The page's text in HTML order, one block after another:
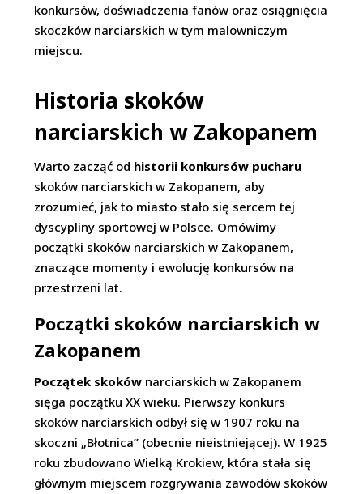
konkursów, doświadczenia fanów oraz osiągnięcia
skoczków narciarskich w tym malowniczym
miejscu.
Historia skoków
narciarskich w Zakopanem
Warto zacząć od historii konkursów pucharu
skoków narciarskich w Zakopanem, aby
zrozumieć, jak to miasto stało się sercem tej
dyscypliny sportowej w Polsce. Omówimy
początki skoków narciarskich w Zakopanem,
znaczące momenty i ewolucję konkursów na
przestrzeni lat.
Początki skoków narciarskich w
Zakopanem
Początek skoków narciarskich w Zakopanem
sięga początku XX wieku. Pierwszy konkurs
skoków narciarskich odbył się w 1907 roku na
skoczni „Błotnica” (obecnie nieistniejącej). W 1925
roku zbudowano Wielką Krokiew, która stała się
głównym miejscem rozgrywania zawodów skoków